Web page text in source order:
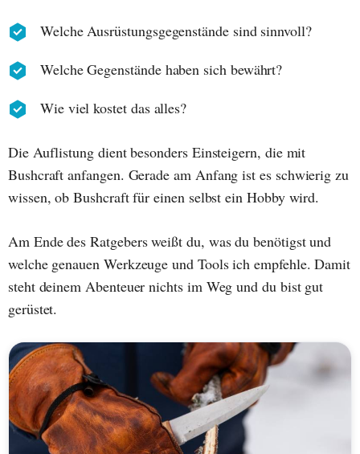
Welche Ausrüstungsgegenstände sind sinnvoll?
Welche Gegenstände haben sich bewährt?
Wie viel kostet das alles?
Die Auflistung dient besonders Einsteigern, die mit
Bushcraft anfangen. Gerade am Anfang ist es schwierig zu
wissen, ob Bushcraft für einen selbst ein Hobby wird.
Am Ende des Ratgebers weißt du, was du benötigst und
welche genauen Werkzeuge und Tools ich empfehle. Damit
steht deinem Abenteuer nichts im Weg und du bist gut
gerüstet.